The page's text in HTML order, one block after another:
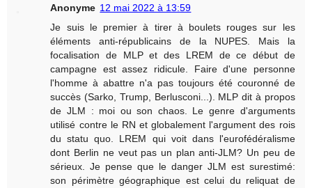
Anonyme 12 mai 2022 à 13:59
Je suis le premier à tirer à boulets rouges sur les
éléments anti-républicains de la NUPES. Mais la
focalisation de MLP et des LREM de ce début de
campagne est assez ridicule. Faire d'une personne
l'homme à abattre n'a pas toujours été couronné de
succès (Sarko, Trump, Berlusconi...). MLP dit à propos
de JLM : moi ou son chaos. Le genre d'arguments
utilisé contre le RN et globalement l'argument des rois
du statu quo. LREM qui voit dans l'eurofédéralisme
dont Berlin ne veut pas un plan anti-JLM? Un peu de
sérieux. Je pense que le danger JLM est surestimé:
son périmètre géographique est celui du reliquat de